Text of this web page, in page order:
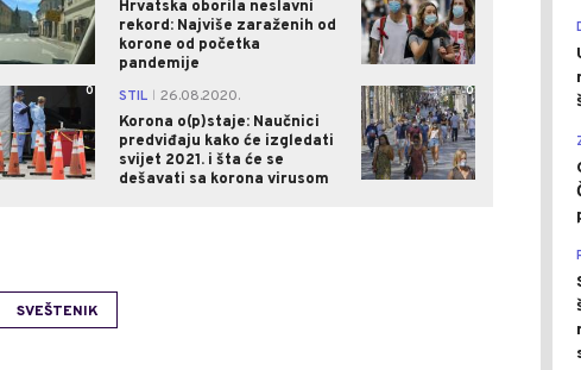
Hrvatska oborila neslavni
rekord: Najviše zaraženih od
korone od početka
pandemije
0 STIL
26.08.2020.
Korona o(p)staje: Naučnici
predviđaju kako će izgledati
svijet 2021. i šta će se
dešavati sa korona virusom
0
SVEŠTENIK